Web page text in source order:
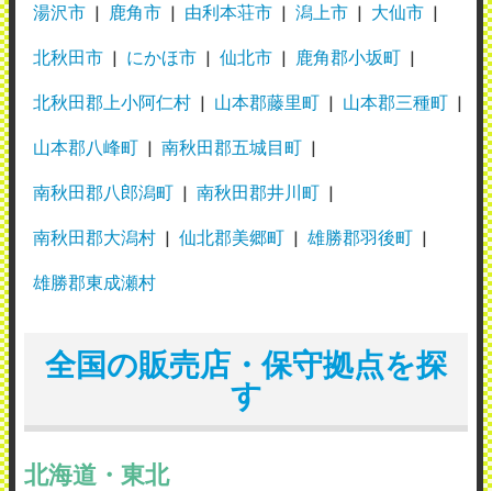
湯沢市 鹿角市 由利本荘市 潟上市 大仙市
北秋田市 にかほ市 仙北市 鹿角郡小坂町
北秋田郡上小阿仁村 山本郡藤里町 山本郡三種町
山本郡八峰町 南秋田郡五城目町
南秋田郡八郎潟町 南秋田郡井川町
南秋田郡大潟村 仙北郡美郷町 雄勝郡羽後町
雄勝郡東成瀬村
全国の販売店・保守拠点を探
す
北海道・東北